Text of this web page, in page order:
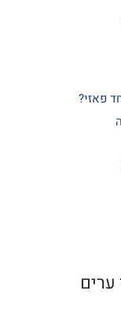
פאזי?
ערים